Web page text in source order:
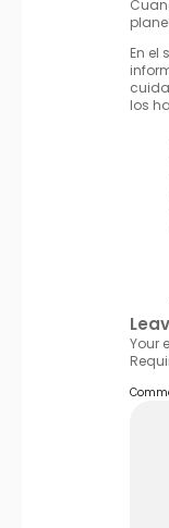
En el
los
Your